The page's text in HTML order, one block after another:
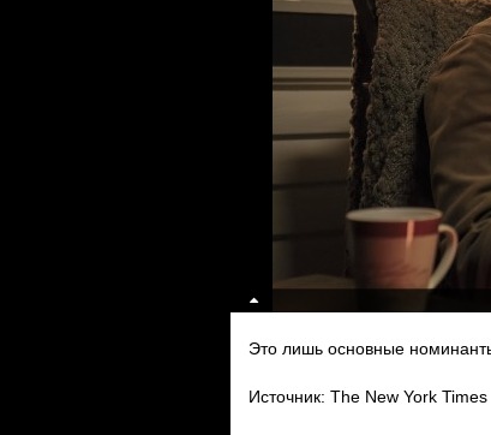
Это лишь основные
Источник: The New York Times